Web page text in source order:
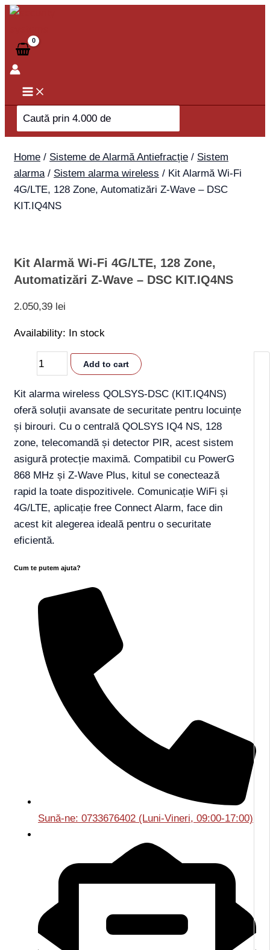
Skip
content
Search
for:
Home / Sisteme de Alarmă Antiefracție / Sistem
alarma/ Sistem alarma wireless / Kit Alarmă Wi-Fi
4G/LTE, 128 Zone, Automatizări Z-Wave – DSC
KIT.IQ4NS
Kit Alarmă Wi-Fi 4G/LTE, 128 Zone,
Automatizări Z-Wave – DSC KIT.IQ4NS
2.050,39 lei
Availability: In stock
Kit
Wi-
Fi
4G/LTE,
128
Zone,
Automatizări
Z-
Wave
-
DSC
KIT.IQ4NS
Add to cart
Kit alarma wireless QOLSYS-DSC (KIT.IQ4NS)
oferă soluții avansate de securitate pentru locuințe
și birouri. Cu o centrală QOLSYS IQ4 NS, 128
zone, telecomandă și detector PIR, acest sistem
asigură protecție maximă. Compatibil cu PowerG
868 MHz și Z-Wave Plus, kitul se conectează
rapid la toate dispozitivele. Comunicație WiFi și
4G/LTE, aplicație free Connect Alarm, face din
acest kit alegerea ideală pentru o securitate
eficientă.
Cum te putem ajuta?
Sună-ne: 0733676402 (Luni-Vineri, 09:00-17:00)